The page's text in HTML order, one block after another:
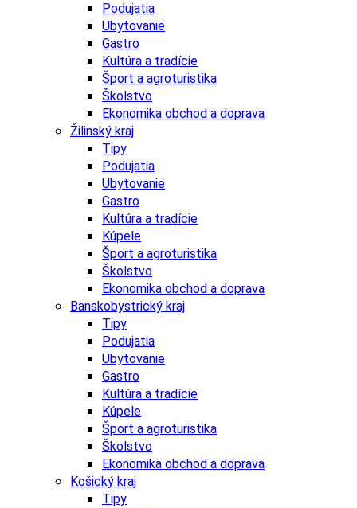
Podujatia
Ubytovanie
Gastro
Kultúra a tradície
Šport a agroturistika
Školstvo
Ekonomika obchod a doprava
Žilinský kraj
Tipy
Podujatia
Ubytovanie
Gastro
Kultúra a tradície
Kúpele
Šport a agroturistika
Školstvo
Ekonomika obchod a doprava
Banskobystrický kraj
Tipy
Podujatia
Ubytovanie
Gastro
Kultúra a tradície
Kúpele
Šport a agroturistika
Školstvo
Ekonomika obchod a doprava
Košický kraj
Tipy